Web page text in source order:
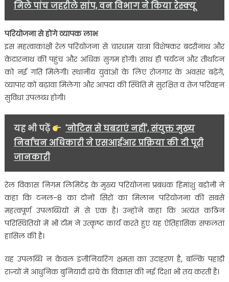
मिले पांच जहरीले सांप, वन विभाग ने किया रेस्क्यू
परियोजना से होंगे व्यापक लाभ
इस महत्वाकांक्षी रेल परियोजना से चारधाम यात्रा विशेषकर बदरीनाथ और
केदारनाथ की पहुंच और अधिक सुगम होगी। साथ ही पर्यटन और तीर्थाटन
को नई गति मिलेगी। स्थानीय युवाओं के लिए रोजगार के अवसर बढ़ेंगे,
व्यापार को बढ़ावा मिलेगा और आपदा की स्थिति में सुरक्षित व तेज परिवहन
सुविधा उपलब्ध होगी।
यह भी पढ़ें
'नोटिस से घबराएं नहीं', संयुक्त मुख्य
निर्वाचन अधिकारी ने एसआईआर प्रक्रिया की दी पूरी
जानकारी
रेल विकास निगम लिमिटेड के मुख्य परियोजना प्रबंधक हिमांशु बडोनी ने
कहा कि टनल-8 का दोनों सिरों का मिलान परियोजना की सबसे
महत्वपूर्ण उपलब्धियों में से एक है। उन्होंने कहा कि अत्यंत कठिन
परिस्थितियों में भी टीम ने उत्कृष्ट कार्य करते हुए यह ऐतिहासिक सफलता
हासिल की है।
यह उपलब्धि न केवल इंजीनियरिंग क्षमता का उदाहरण है, बल्कि पहाड़ी
राज्यों में आधुनिक बुनियादी ढांचे के विकास की नई दिशा भी तय करती है।